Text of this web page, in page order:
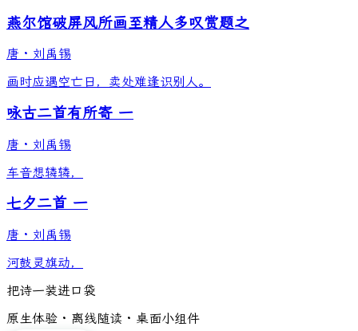
燕尔馆破屏风所画至精人多叹赏题之
唐 · 刘禹锡
画时应遇空亡日，卖处难逢识别人。
咏古二首有所寄 一
唐 · 刘禹锡
车音想辚辚，
七夕二首 一
唐 · 刘禹锡
河鼓灵旗动，
把诗一装进口袋
原生体验 · 离线随读 · 桌面小组件